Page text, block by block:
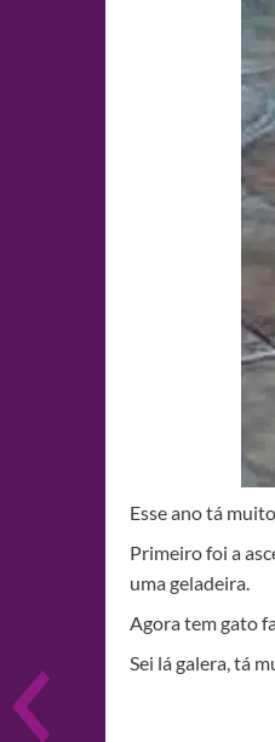
Esse ano tá
Primeiro foi a
uma geladeira.
Agora tem gato
Sei lá galera, tá